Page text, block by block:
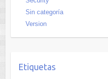
Sin categoría
Version
Etiquetas